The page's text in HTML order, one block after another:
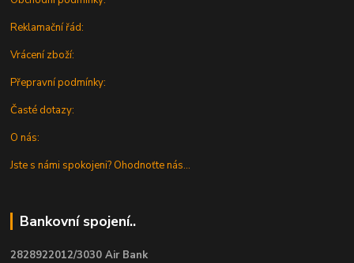
Reklamační řád:
Vrácení zboží:
Přepravní podmínky:
Časté dotazy:
O nás:
Jste s námi spokojeni? Ohodnoťte nás...
Bankovní spojení..
2828922012/3030 Air Bank